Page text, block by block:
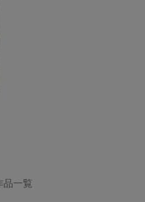
品一覧